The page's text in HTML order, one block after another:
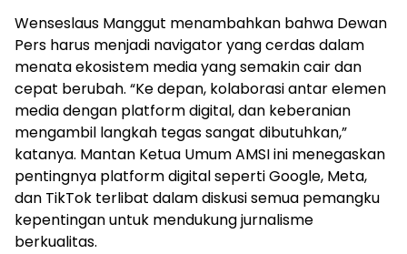
Wenseslaus Manggut menambahkan bahwa Dewan
Pers harus menjadi navigator yang cerdas dalam
menata ekosistem media yang semakin cair dan
cepat berubah. “Ke depan, kolaborasi antar elemen
media dengan platform digital, dan keberanian
mengambil langkah tegas sangat dibutuhkan,”
katanya. Mantan Ketua Umum AMSI ini menegaskan
pentingnya platform digital seperti Google, Meta,
dan TikTok terlibat dalam diskusi semua pemangku
kepentingan untuk mendukung jurnalisme
berkualitas.